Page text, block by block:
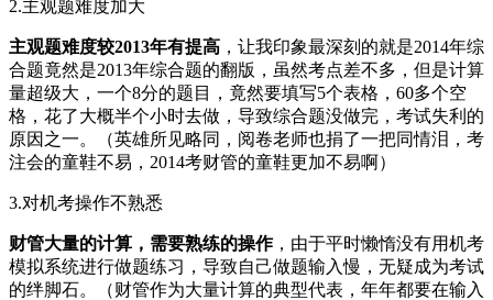
2.主观题难度加大
主观题难度较2013年有提高 ，让我印象最深刻的就是2014年综
合题竟然是2013年综合题的翻版，虽然考点差不多，但是计算
量超级大，一个8分的题目，竟然要填写5个表格，60多个空
格，花了大概半个小时去做，导致综合题没做完，考试失利的
原因之一。（英雄所见略同，阅卷老师也捐了一把同情泪，考
注会的童鞋不易，2014考财管的童鞋更加不易啊）
3.对机考操作不熟悉
财管大量的计算，需要熟练的操作，由于平时懒惰没有用机考
模拟系统进行做题练习，导致自己做题输入慢，无疑成为考试
的绊脚石。（财管作为大量计算的典型代表，年年都要在输入